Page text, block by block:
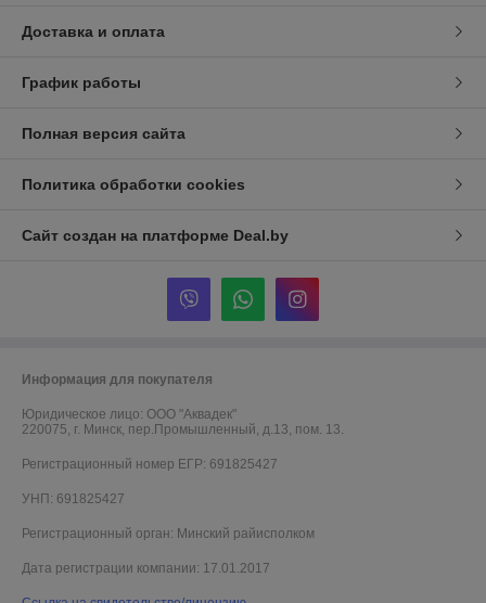
Доставка и оплата
График работы
Полная версия сайта
Политика обработки cookies
Сайт создан на платформе Deal.by
Информация для покупателя
Юридическое лицо: ООО "Аквадек"
220075, г. Минск, пер.Промышленный, д.13, пом. 13.
Регистрационный номер ЕГР: 691825427
УНП: 691825427
Регистрационный орган: Минский райисполком
Дата регистрации компании: 17.01.2017